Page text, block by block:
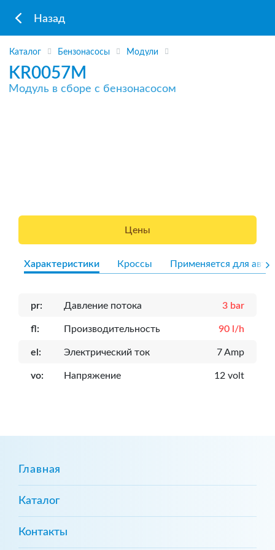
Назад
Каталог Бензонасосы Модули
KR0057M
Модуль в сборе с бензонасосом
Цены
Характеристики Кроссы Применяется для авто
pr: Давление потока 3 bar
fl: Производительность 90 l/h
el: Электрический ток 7 Amp
vo: Напряжение 12 volt
Главная
Каталог
Контакты